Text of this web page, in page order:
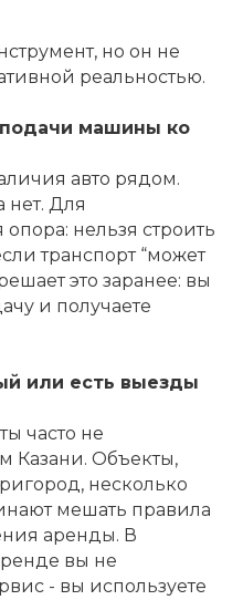
но он не
реальностью.
подачи машины ко
авто рядом.
нет. Для
опора: нельзя строить
транспорт “может
это заранее: вы
и получаете
или есть выезды
часто не
Казани. Объекты,
несколько
мешать правила
аренды. В
вы не
- вы используете